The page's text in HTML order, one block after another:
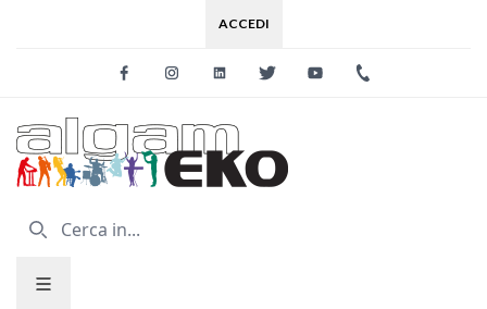
ACCEDI
FacebookInstagramLinkedinTwitter Youtube